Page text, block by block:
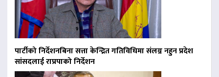
पार्टीको निर्देशनबिना सत्ता केन्द्रित गतिविधिमा संलग्न नहुन प्रदेश
सांसदलाई राप्रपाको निर्देशन